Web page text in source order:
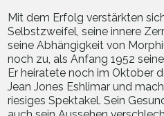
Mit dem Erfolg verstärkten
Selbstzweifel, seine innere
seine Abhängigkeit von
noch zu, als Anfang 1952
Er heiratete noch im Oktober
Jean Jones Eshlimar und
riesiges Spektakel. Sein